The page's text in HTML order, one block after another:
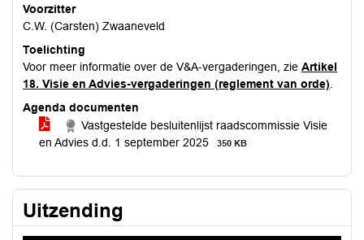
Voorzitter
C.W. (Carsten) Zwaaneveld
Toelichting
Voor meer informatie over de V&A-vergaderingen, zie Artikel
18. Visie en Advies-vergaderingen (reglement van orde)
Agenda documenten
Vastgestelde besluitenlijst raadscommissie Visie
en Advies d.d. 1 september 2025
350 KB
Uitzending